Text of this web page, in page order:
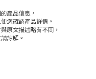
產品信息，
您確認產品詳情。
原文描述略有不同，
諒解。